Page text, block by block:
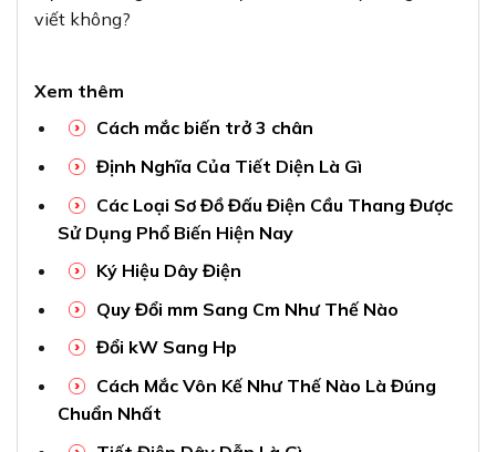
Chuẩn Nhất
SẢN PHẨM TƯƠNG TỰ
Băng keo cách điện PVC 10
yard trắng (Đài Loan)
Băng keo cách điện PVC 10